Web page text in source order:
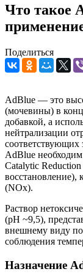
Что такое
Поделиться
AdBlue — это
(мочевины) в
добавкой, а
нейтрализации
соответствующих
AdBlue
Catalytic
восстановление),
(NOx).
Раствор
(pH ~9,5),
внешнему виду
соблюдения
Назначение